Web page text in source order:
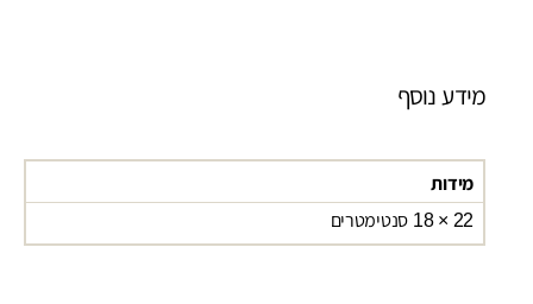
מידע נוסף
מידות
22 × 18 סנטימטרים